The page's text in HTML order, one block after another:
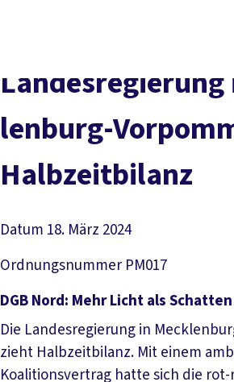
len­bur­g-
Halb­zeit­bi­lanz
Datum 18. März 2024
Ordnungsnummer PM017
DGB Nord: Mehr Licht als
Die Landesregierung in
zieht Halbzeitbilanz. Mit einem
Koalitionsvertrag hatte sich die